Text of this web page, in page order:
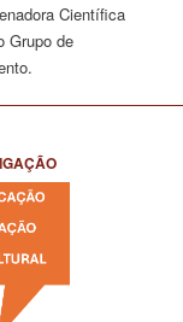
Científica
Grupo de